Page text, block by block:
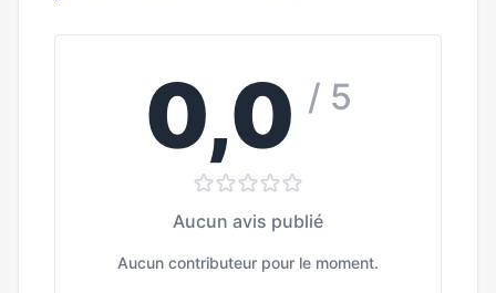
0,0 / 5
Aucun avis publié
Aucun contributeur pour le moment.